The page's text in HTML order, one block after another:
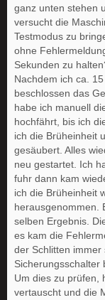
ganz unten stehen
versucht die
Testmodus zu
ohne
Sekunden zu
Nachdem ich ca.
beschlossen das
habe ich manuell
hochfährt, bis ich
ich die Brüheinheit
gesäubert. Alles
neu gestartet. Ich
fuhr dann kam
ich die Brüheinheit
herausgenommen.
selben Ergebnis.
es kam die
der Schlitten
Sicherungsschalter
Um dies zu prüfen,
vertauscht und die